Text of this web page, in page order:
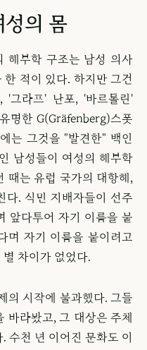
성의 몸
해부학 구조는 남성 의사
적이 있다. 하지만 그건
'그라프' 난포, '바르톨린'
명한 G(Gräfenberg)스폿
는 그것을 "발견한" 백인
남성들이 여성의 해부학
때는 유럽 국가의 대항해,
다. 식민 지배자들이 선주
앞다투어 자기 이름을 붙
며 자기 이름을 붙이려고
차이가 없었다.
의 시작에 불과했다. 그들
바라봤고, 그 대상은 주체
수천 년 이어진 문화도 이